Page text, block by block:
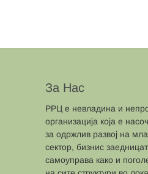
За Нас
РРЦ е невладина и
организација која е
за одржлив развој на
сектор, бизнис
самоуправа како и